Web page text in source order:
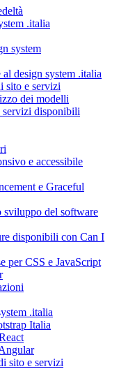
.italia
system
design system .italia
sito e servizi
dei modelli
disponibili
e accessibile
e Graceful
sviluppo del software
disponibili con Can I
per CSS e JavaScript
.italia
Italia
sito e servizi